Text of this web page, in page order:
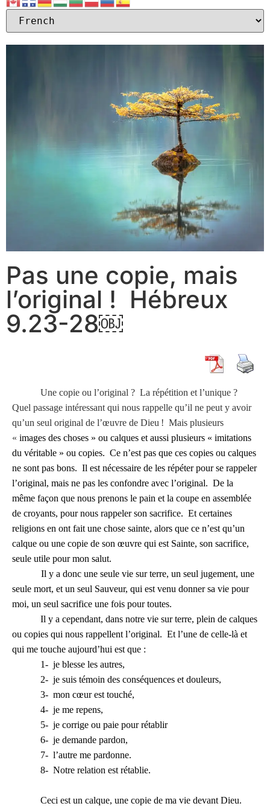
Pas une copie, mais
l’original ! Hébreux
9.23-28￼
Une copie ou l’original ? La répétition et l’unique ?
Quel passage intéressant qui nous rappelle qu’il ne peut y avoir
qu’un seul original de l’œuvre de Dieu ! Mais plusieurs
« images des choses » ou calques et aussi plusieurs « imitations
du véritable » ou copies. Ce n’est pas que ces copies ou calques
ne sont pas bons. Il est nécessaire de les répéter pour se rappeler
l’original, mais ne pas les confondre avec l’original. De la
même façon que nous prenons le pain et la coupe en assemblée
de croyants, pour nous rappeler son sacrifice. Et certaines
religions en ont fait une chose sainte, alors que ce n’est qu’un
calque ou une copie de son œuvre qui est Sainte, son sacrifice,
seule utile pour mon salut.
Il y a donc une seule vie sur terre, un seul jugement, une
seule mort, et un seul Sauveur, qui est venu donner sa vie pour
moi, un seul sacrifice une fois pour toutes.
Il y a cependant, dans notre vie sur terre, plein de calques
ou copies qui nous rappellent l’original. Et l’une de celle-là et
qui me touche aujourd’hui est que :
1- je blesse les autres,
2- je suis témoin des conséquences et douleurs,
3- mon cœur est touché,
4- je me repens,
5- je corrige ou paie pour rétablir
6- je demande pardon,
7- l’autre me pardonne.
8- Notre relation est rétablie.
Ceci est un calque, une copie de ma vie devant Dieu.